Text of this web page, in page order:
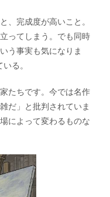
、完成度が高いこと。
ってしまう。でも同時
う事実も気になりま
る。
たちです。今では名作
だ」と批判されていま
によって変わるものな